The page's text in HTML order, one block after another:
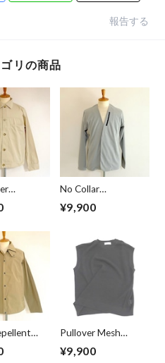
報告する
リの商品
No Collar
¥9,900
Pullover Mesh
¥9,900